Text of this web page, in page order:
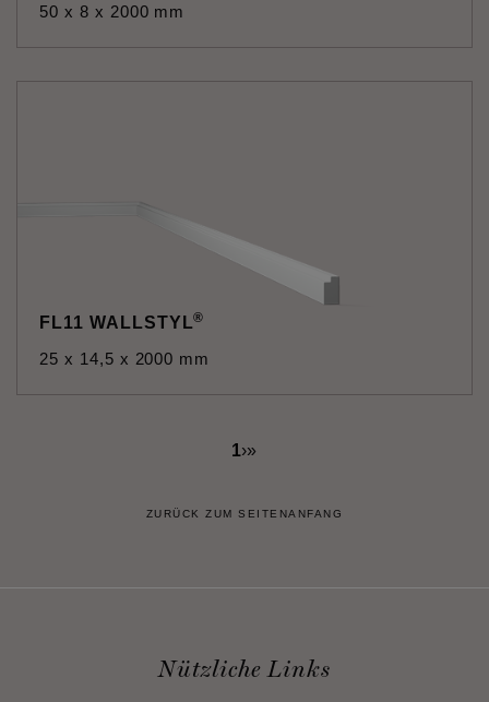
50 x 8 x 2000 mm
FL11 WALLSTYL®
25 x 14,5 x 2000 mm
1›»
ZURÜCK ZUM SEITENANFANG
Nützliche Links